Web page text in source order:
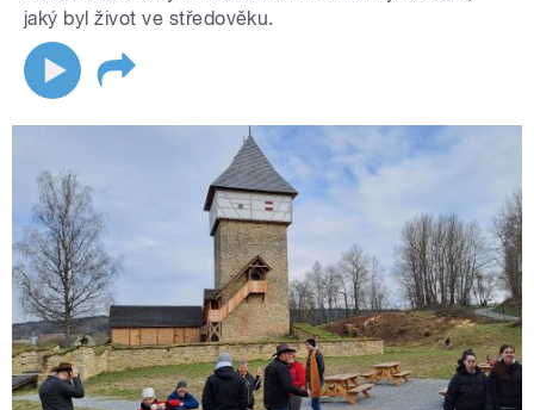
jaký byl život ve středověku.